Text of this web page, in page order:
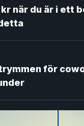
när du är i ett
för